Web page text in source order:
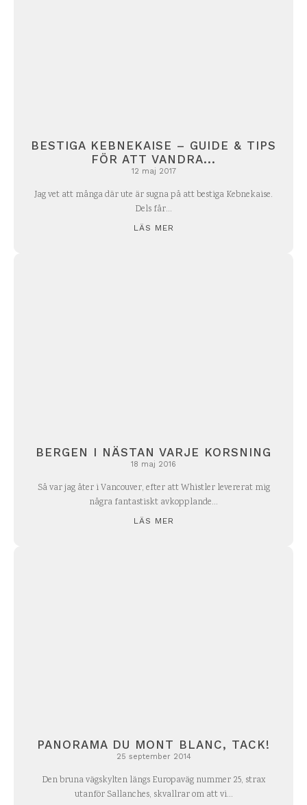
BESTIGA KEBNEKAISE – GUIDE & TIPS
FÖR ATT VANDRA...
12 maj 2017
Jag vet att många där ute är sugna på att bestiga Kebnekaise.
Dels får...
LÄS MER
BERGEN I NÄSTAN VARJE KORSNING
18 maj 2016
Så var jag åter i Vancouver, efter att Whistler levererat mig
några fantastiskt avkopplande...
LÄS MER
PANORAMA DU MONT BLANC, TACK!
25 september 2014
Den bruna vägskylten längs Europaväg nummer 25, strax
utanför Sallanches, skvallrar om att vi...